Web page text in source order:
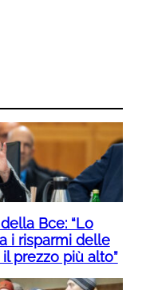
Bce: “Lo
i risparmi delle
prezzo più alto”